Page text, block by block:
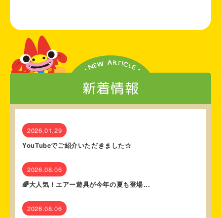
新着情報
2026.01.29
YouTubeでご紹介いただきました☆
2026.08.06
🌈大人気！エアー遊具が今年の夏も登場...
2026.08.06